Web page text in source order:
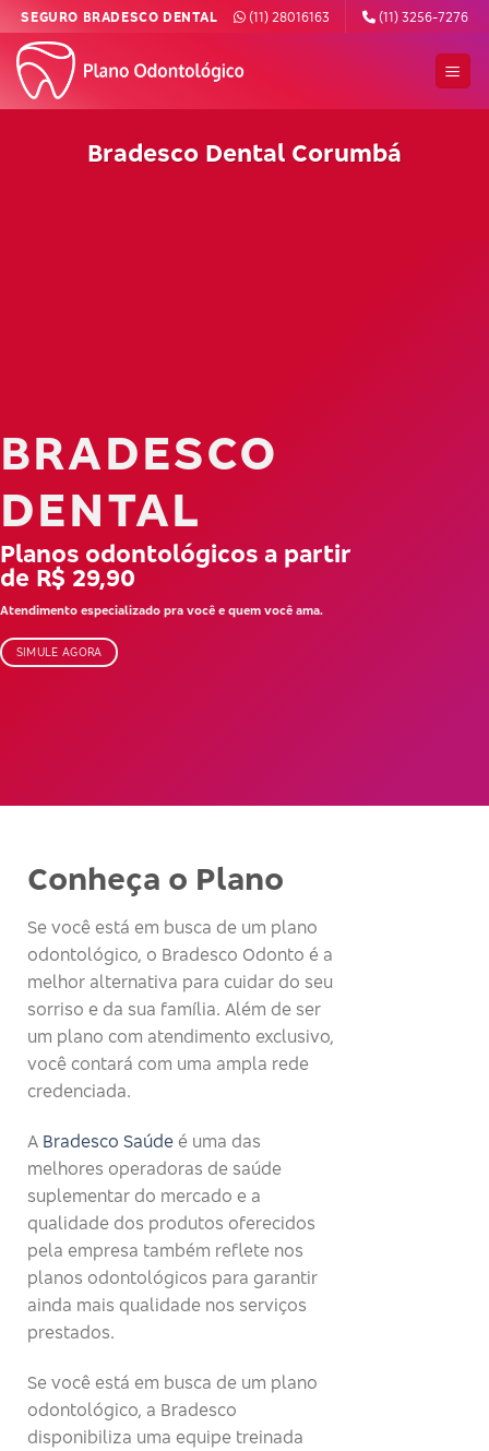
Skip
content
SEGURO BRADESCO DENTAL (11) 28016163 (11) 3256-7276
Bradesco Dental Corumbá
BRADESCO
DENTAL
Planos odontológicos a partir
de R$ 29,90
Atendimento especializado pra você e quem você ama.
SIMULE AGORA
Conheça o Plano
Se você está em busca de um plano
odontológico, o Bradesco Odonto é a
melhor alternativa para cuidar do seu
sorriso e da sua família. Além de ser
um plano com atendimento exclusivo,
você contará com uma ampla rede
credenciada.
A Bradesco Saúde é uma das
melhores operadoras de saúde
suplementar do mercado e a
qualidade dos produtos oferecidos
pela empresa também reflete nos
planos odontológicos para garantir
ainda mais qualidade nos serviços
prestados.
Se você está em busca de um plano
odontológico, a Bradesco
disponibiliza uma equipe treinada